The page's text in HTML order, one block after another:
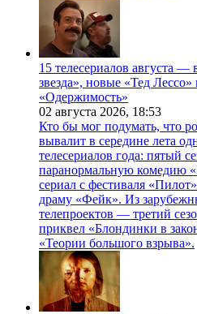
15 телесериалов августа
звезда», новые «Тед
«Одержимость»
02 августа 2026, 18:53
Кто бы мог подумать, что
вывалит в середине лета
телесериалов года: пятый
паранормальную комедию
сериал с фестиваля
драму «Фейк». Из
телепроектов — третий
приквел «Блондинки в
«Теории большого взрыва».